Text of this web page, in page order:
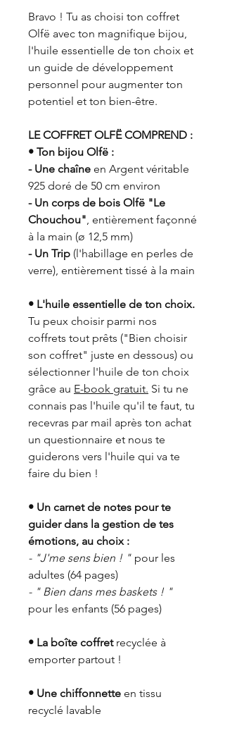
Bravo ! Tu as choisi ton coffret
Olfë avec ton magnifique bijou,
l'huile essentielle de ton choix et
un guide de développement
personnel pour augmenter ton
potentiel et ton bien-être.
LE COFFRET OLFË COMPREND :
• Ton bijou Olfë :
- Une chaîne en Argent véritable
925 doré de 50 cm environ
- Un corps de bois Olfë "Le
Chouchou" , entièrement façonné
à la main (ø 12,5 mm)
- Un Trip (l'habillage en perles de
verre), entièrement tissé à la main
• L'huile essentielle de ton choix.
Tu peux choisir parmi nos
coffrets tout prêts ("Bien choisir
son coffret" juste en dessous) ou
sélectionner l'huile de ton choix
grâce au E-book gratuit. Si tu ne
connais pas l'huile qu'il te faut, tu
recevras par mail après ton achat
un questionnaire et nous te
guiderons vers l'huile qui va te
faire du bien !
• Un carnet de notes pour te
guider dans la gestion de tes
émotions, au choix :
- "J'me sens bien ! " pour les
adultes (64 pages)
- " Bien dans mes baskets ! "
pour les enfants (56 pages)
• La boîte coffretrecyclée à
emporter partout !
• Une chiffonnette en tissu
recyclé lavable